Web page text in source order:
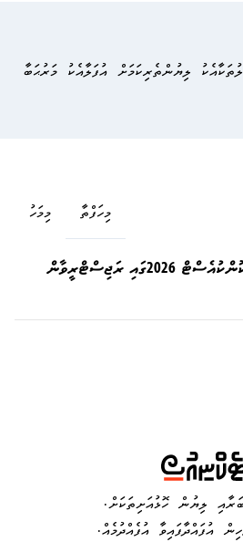
ލިޔުންތެރިކަމަށް އުފަލާއެކު މަރުޙަބާ
މިމަހު މިހަފްތާ
ދިރާގު މޯލްޑިވްސް ގޭމިންގ ކޮންކުއެސްޓް 2026ގައި ރަޖިސްޓްރީވާން
ލިޔުން ހޮޅުއަށިތަކަށް.
އުފައްދާފައިވާ އުފެއްދުމެއް.